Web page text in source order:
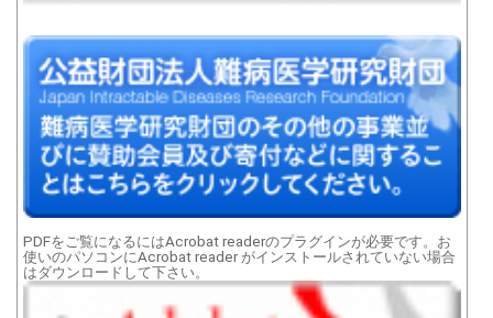
PDFをご覧になるにはAcrobat readerのプラグインが必要です。お
使いのパソコンにAcrobat reader がインストールされていない場合
はダウンロードして下さい。